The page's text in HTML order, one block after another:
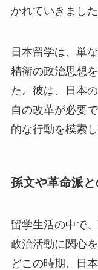
かれていきました
日本留学は、単
精衛の政治思想
た。彼は、日本
自の改革が必要
的な行動を模索し
孫文や革命派
留学生活の中で
政治活動に関心
どこの時期、日